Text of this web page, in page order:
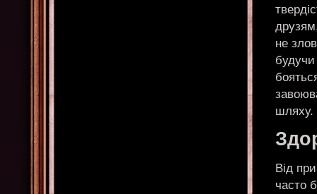
не
шляху.
Від
часто